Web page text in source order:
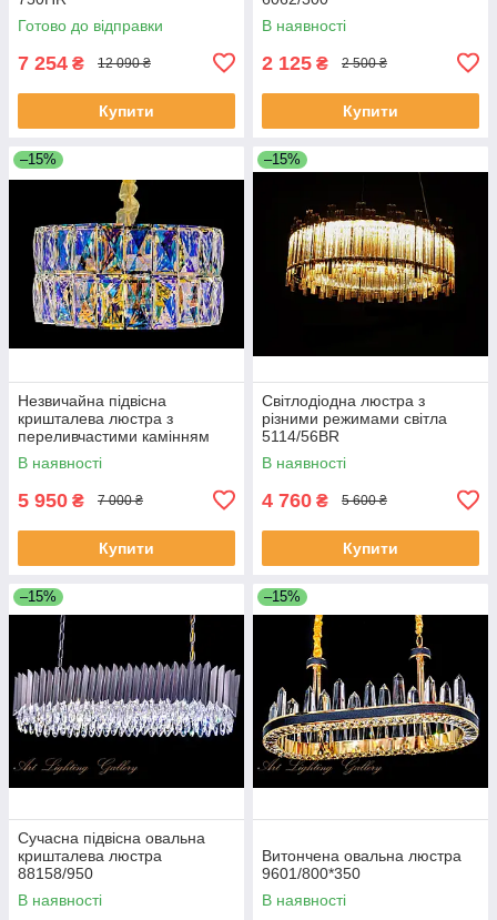
Готово до відправки
7 254 ₴ 12 090 ₴
Купити
В наявності
2 125 ₴ 2 500 ₴
Купити
–15%
Незвичайна підвісна
кришталева люстра з
переливчастими камінням
J028/500
В наявності
5 950 ₴ 7 000 ₴
Купити
–15%
Світлодіодна люстра з
різними режимами світла
5114/56BR
В наявності
4 760 ₴ 5 600 ₴
Купити
–15%
Сучасна підвісна овальна
кришталева люстра
88158/950
В наявності
–15%
Витончена овальна люстра
9601/800*350
В наявності